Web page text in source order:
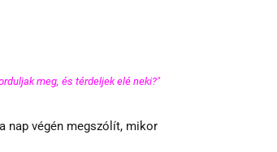
meg, és térdeljek elé neki?"
nap végén megszólít, mikor